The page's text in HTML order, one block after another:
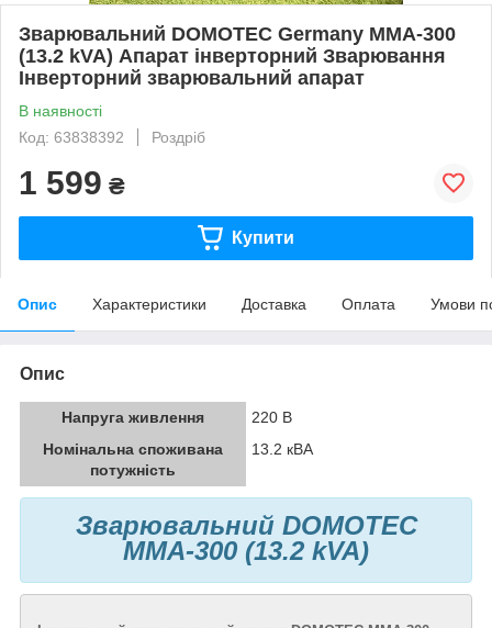
Зварювальний DOMOTEC Germany MMA-300
(13.2 kVA) Апарат інверторний Зварювання
Інверторний зварювальний апарат
В наявності
Код: 63838392
Роздріб
1 599 ₴
Купити
Опис Характеристики Доставка Оплата Умови
Опис
Напруга живлення
220 В
Номінальна споживана
потужність
13.2 кВА
Зварювальний DOMOTEC
MMA-300 (13.2 kVA)